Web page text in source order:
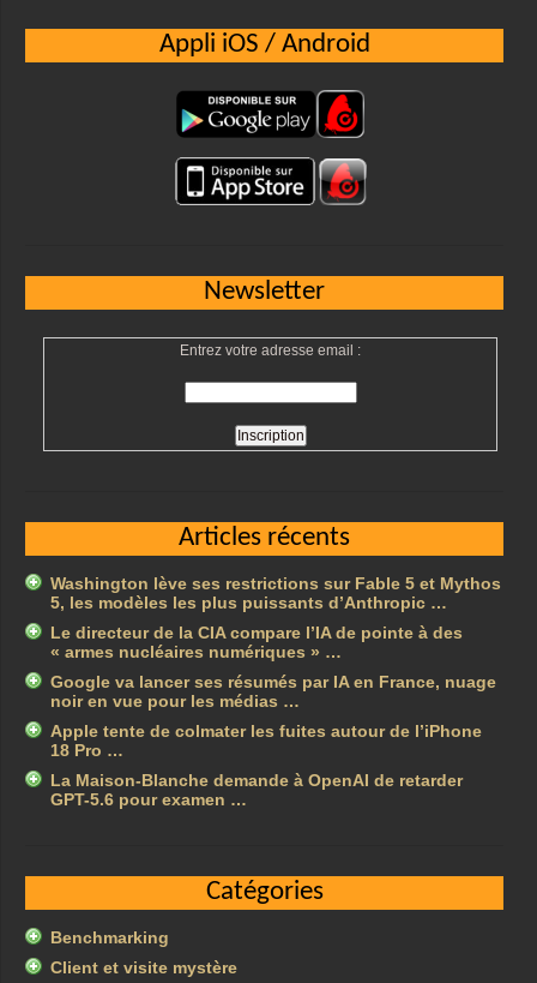
Appli iOS / Android
Newsletter
Entrez votre adresse email :
Articles récents
Washington lève ses restrictions sur Fable 5 et Mythos
5, les modèles les plus puissants d’Anthropic …
Le directeur de la CIA compare l’IA de pointe à des
« armes nucléaires numériques » …
Google va lancer ses résumés par IA en France, nuage
noir en vue pour les médias …
Apple tente de colmater les fuites autour de l’iPhone
18 Pro …
La Maison-Blanche demande à OpenAI de retarder
GPT-5.6 pour examen …
Catégories
Benchmarking
Client et visite mystère